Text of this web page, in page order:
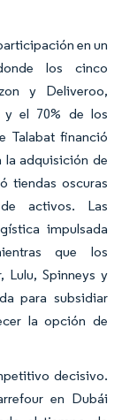
en un
los cinco
y Deliveroo,
y el 70% de los
Talabat financió
la adquisición de
tiendas oscuras
activos. Las
impulsada
que los
Lulu, Spinneys y
para subsidiar
la opción de
decisivo.
en Dubái